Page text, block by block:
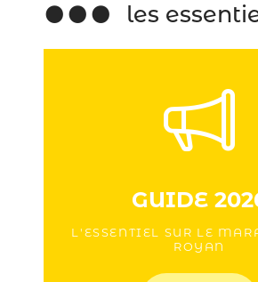
les
GUIDE
L'ESSENTIEL SUR LE
ROYAN